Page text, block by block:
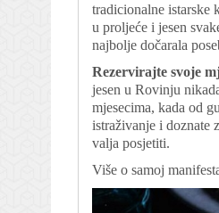
tradicionalne istarske
u proljeće i jesen
najbolje dočarala
Rezervirajte svoje
jesen u Rovinju
mjesecima, kada od
istraživanje i doznate
valja posjetiti.
Više o samoj